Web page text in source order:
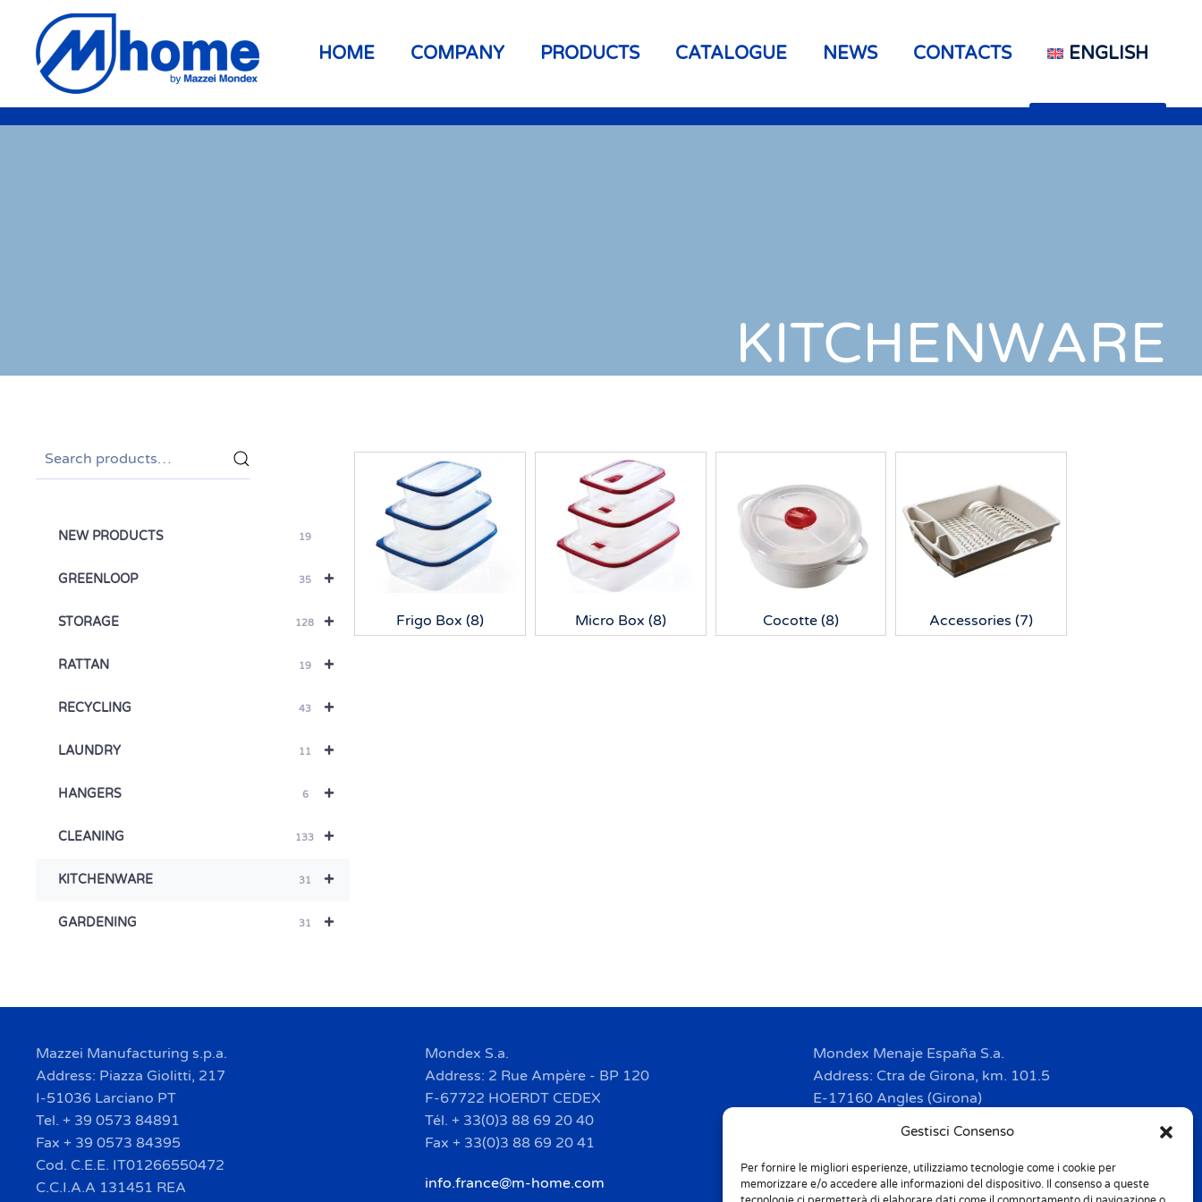
Gestisci Consenso
Per fornire le migliori esperienze, utilizziamo tecnologie come i cookie per
memorizzare e/o accedere alle informazioni del dispositivo. Il consenso a queste
Skip to main content HOME COMPANY PRODUCTS CATALOGUE NEWS CONTACTS ENGLISH
KITCHENWARE
NEW PRODUCTS 19
+
GREENLOOP 35
+
STORAGE 128
+
RATTAN 19
+
RECYCLING 43
+
LAUNDRY 11
+
HANGERS 6
+
CLEANING 133
+
KITCHENWARE 31
+
GARDENING 31
Frigo Box(8) Micro Box (8) Cocotte (8) Accessories(7)
Mazzei Manufacturing s.p.a.
Address: Piazza Giolitti, 217
I-51036 Larciano PT
Tel. + 39 0573 84891
Fax + 39 0573 84395
Cod. C.E.E. IT01266550472
C.C.I.A.A 131451 REA
Mondex S.a.
Address: 2 Rue Ampère - BP 120
F-67722 HOERDT CEDEX
Tél. + 33(0)3 88 69 20 40
Fax + 33(0)3 88 69 20 41
info.france@m-home.com
Mondex Menaje España S.a.
Address: Ctra de Girona, km. 101.5
E-17160 Angles (Girona)
info.spain@m-home.com